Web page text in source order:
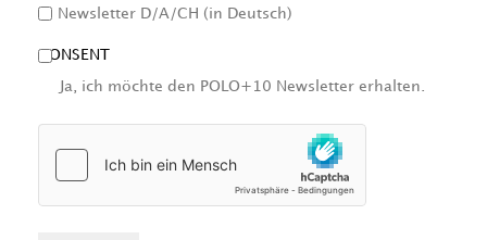
Newsletter D/A/CH (in Deutsch)
CONSENT
Ja, ich möchte den POLO+10 Newsletter erhalten.